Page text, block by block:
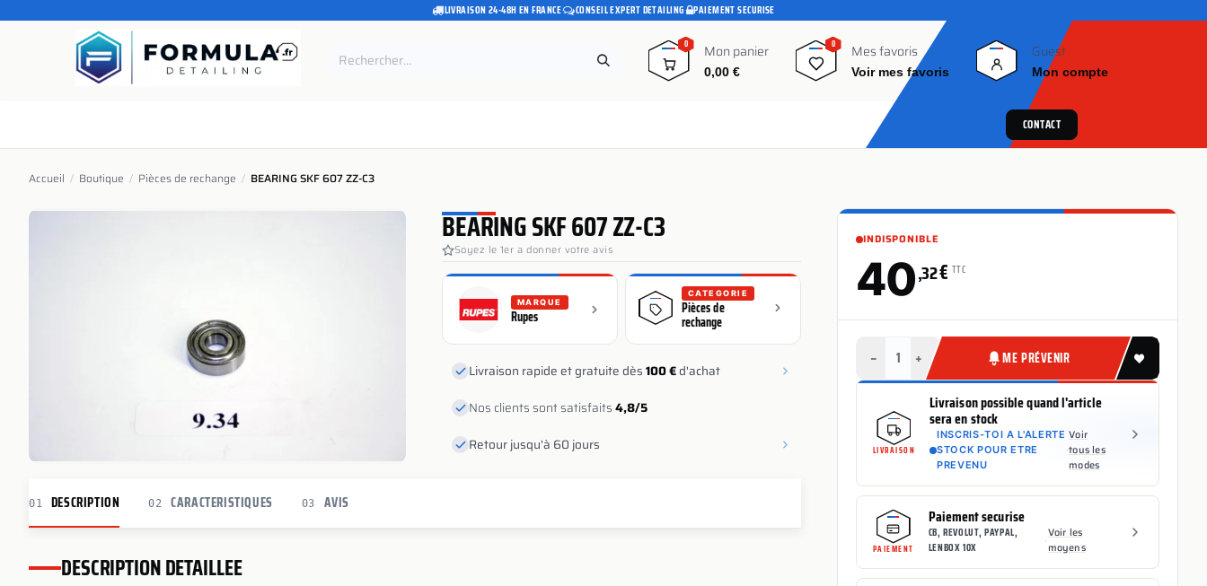
SE RENDRE AU CONTENU LIVRAISON 24-48H EN FRANCE· CONSEIL EXPERT DETAILING· PAIEMENT SECURISE
0 Mon panier
0,00€
00 Mes favoris
Voir mes favoris
Guest
Mon compte
CONTACT
Accueil / Boutique / Pièces de rechange / BEARING SKF 607 ZZ-C3
BEARING SKF 607 ZZ-C3
Soyez le 1er a donner votre avis
MARQUE
Rupes
CATEGORIE
Pièces de
rechange
Livraison rapide et gratuite dès100 €d'achat
Nos clients sont satisfaits4,8/5
Retour jusqu'à 60 jours
01 DESCRIPTION 02 CARACTERISTIQUES 03 AVIS
DESCRIPTION DETAILLEE
INDISPONIBLE
40,32€ TTC
− + ME PRÉVENIR
LIVRAISON
Livraison possible quand l'article
sera en stock
INSCRIS-TOI A L'ALERTE
STOCK POUR ETRE
PREVENU
·
Voir
tous les
modes
PAIEMENT
Paiement securise
CB, REVOLUT, PAYPAL,
LENBOX 10X
·Voir les
moyens